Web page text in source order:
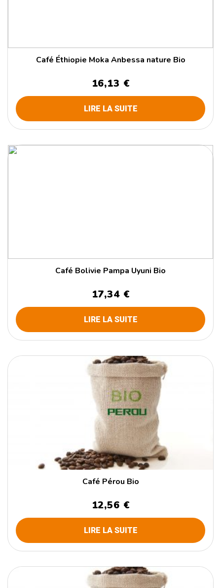
Café Éthiopie Moka Anbessa nature Bio
16,13 €
LIRE LA SUITE
Café Bolivie Pampa Uyuni Bio
17,34 €
LIRE LA SUITE
Café Pérou Bio
12,56 €
LIRE LA SUITE